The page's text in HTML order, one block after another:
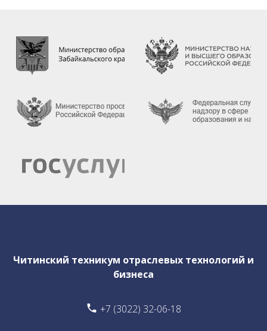
государственный контроль(надзор) в сфере
образования
Внутренняя система оценки качества
образования
Студенческое архитектурное бюро
"East Architect Chita"
Читинский техникум отраслевых технологий и
бизнеса
+7 (3022) 32-06-18